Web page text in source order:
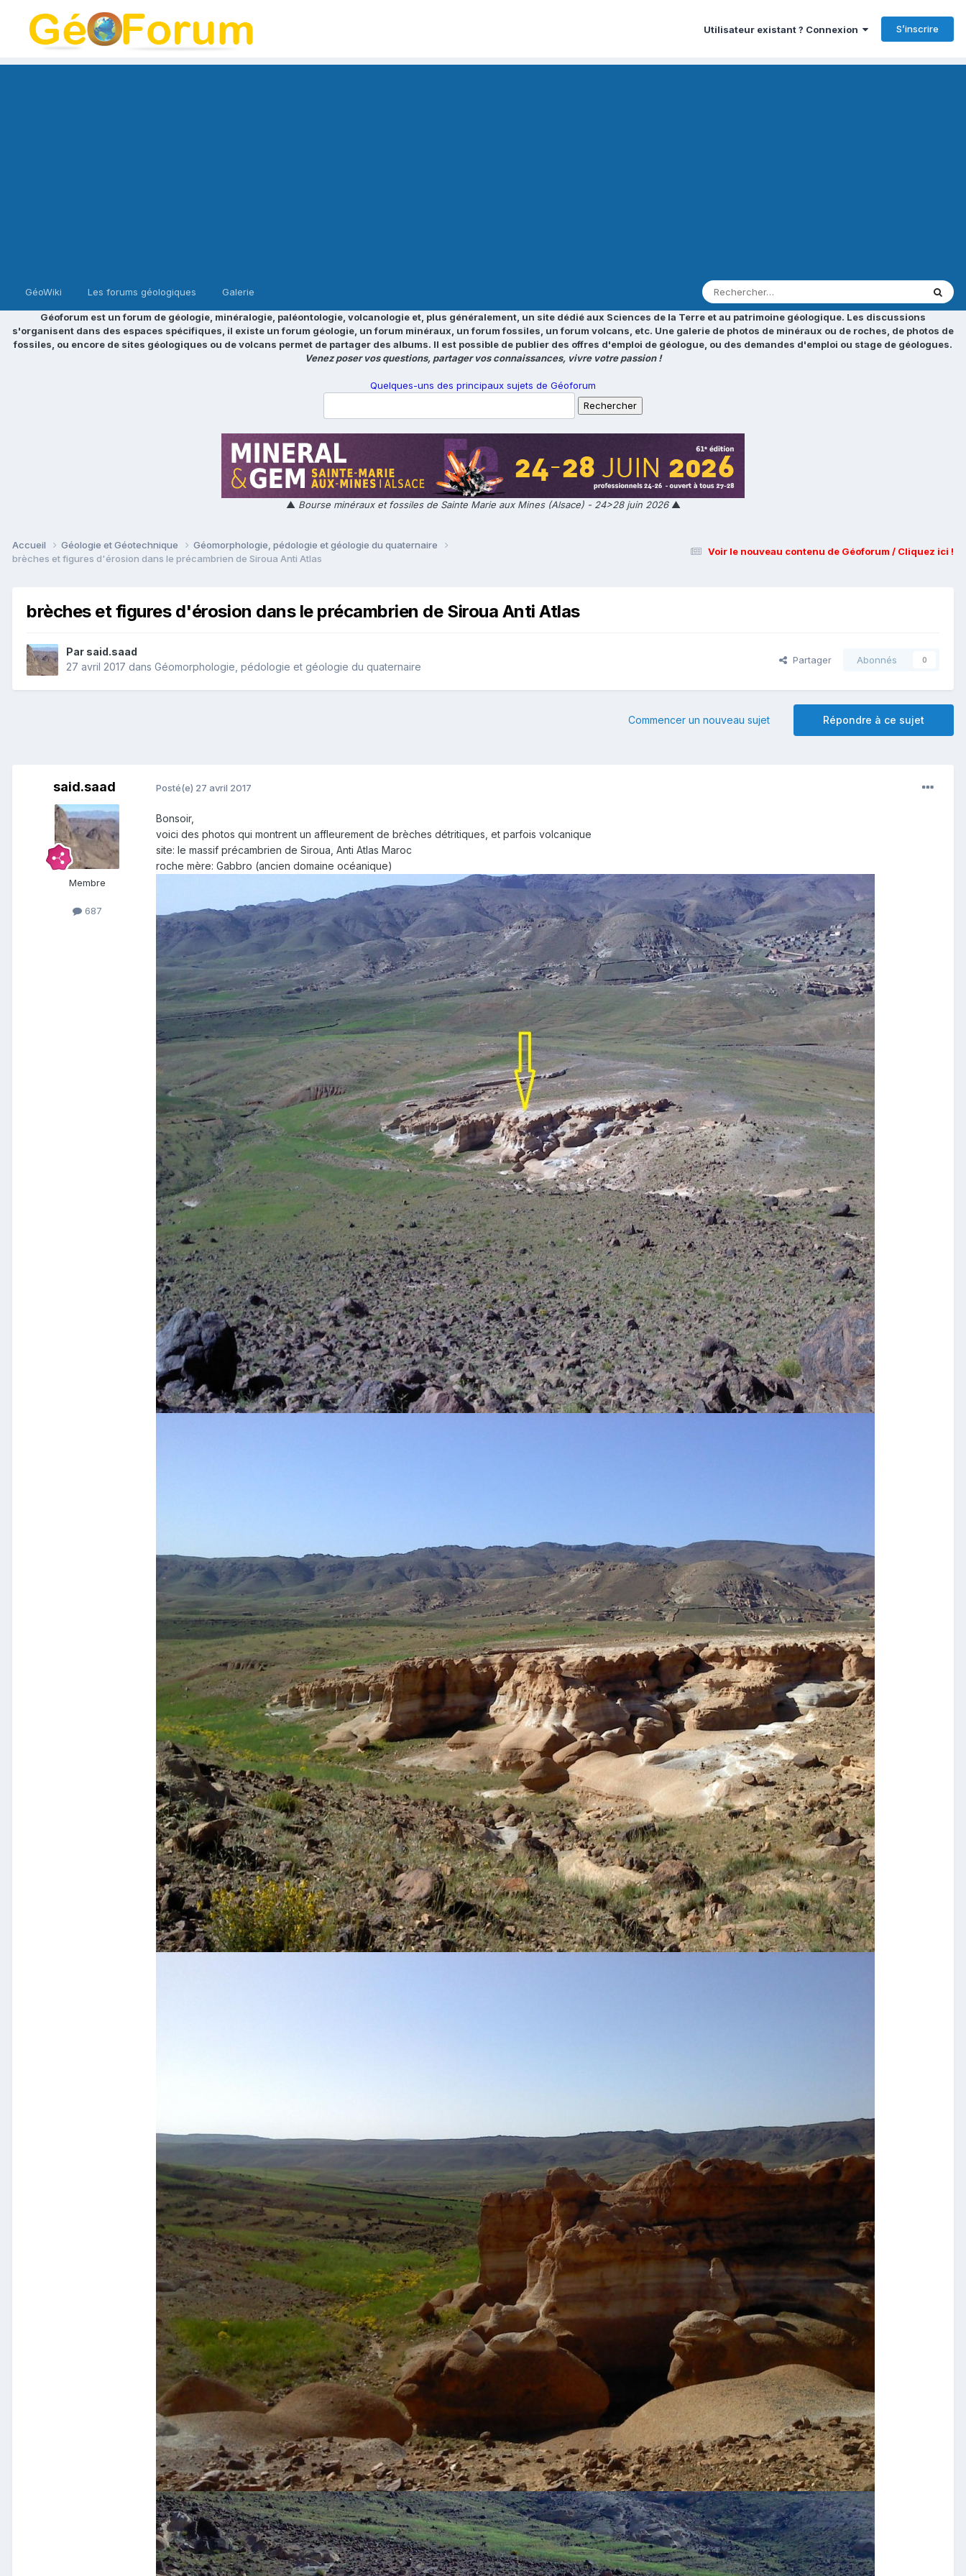
Utilisateur existant ? Connexion S’inscrire
GéoWiki Les forums géologiques Galerie
Géoforum est un forum de géologie, minéralogie, paléontologie, volcanologie et, plus généralement, un site dédié aux Sciences de la Terre et au patrimoine géologique. Les discussions
s'organisent dans des espaces spécifiques, il existe un forum géologie, un forum minéraux, un forum fossiles, un forum volcans, etc. Une galerie de photos de minéraux ou de roches, de photos de
fossiles, ou encore de sites géologiques ou de volcans permet de partager des albums. Il est possible de publier des offres d'emploi de géologue, ou des demandes d'emploi ou stage de géologues.
Venez poser vos questions, partager vos connaissances, vivre votre passion !
Quelques-uns des principaux sujets de Géoforum
▲ Bourse minéraux et fossiles de Sainte Marie aux Mines (Alsace) - 24>28 juin 2026▲
Voir le nouveau contenu de Géoforum / Cliquez ici !
Accueil Géologie et Géotechnique
Géomorphologie, pédologie et géologie du quaternaire
brèches et figures d'érosion dans le précambrien de Siroua Anti Atlas
brèches et figures d'érosion dans le précambrien de Siroua Anti Atlas
Par said.saad
27 avril 2017 dans Géomorphologie, pédologie et géologie du quaternaire
Partager Abonnés 0
Répondre à ce sujet
Commencer un nouveau sujet
said.saad
Membre
687
Posté(e) 27 avril 2017
Bonsoir,
voici des photos qui montrent un affleurement de brèches détritiques, et parfois volcanique
site: le massif précambrien de Siroua, Anti Atlas Maroc
roche mère: Gabbro (ancien domaine océanique)